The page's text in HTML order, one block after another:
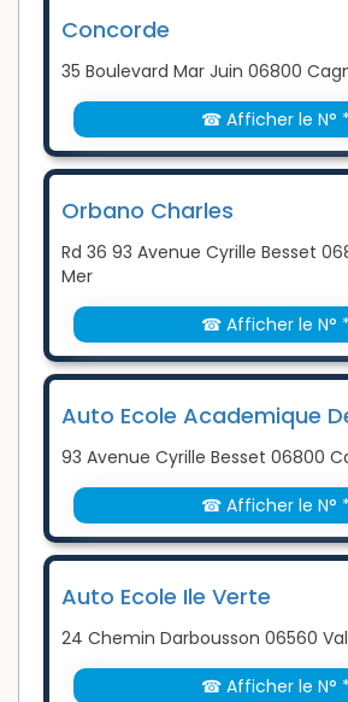
Concorde
35 Boulevard Mar Juin 06800
☎ Afficher le N° *
Orbano Charles
Rd 36 93 Avenue Cyrille Besset
Mer
☎ Afficher le N° *
Auto Ecole Academique
93 Avenue Cyrille Besset 06800
☎ Afficher le N° *
Auto Ecole Ile Verte
24 Chemin Darbousson 06560
☎ Afficher le N° *